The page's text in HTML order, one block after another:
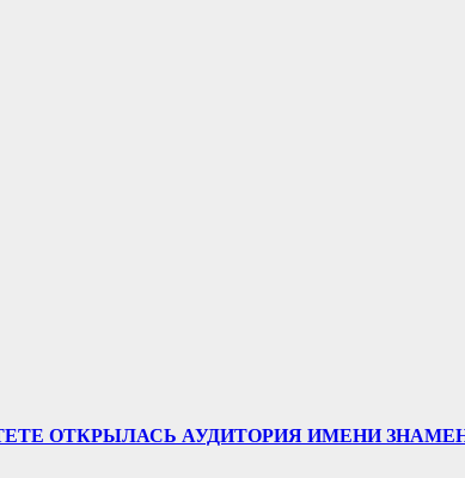
ОТКРЫЛАСЬ АУДИТОРИЯ ИМЕНИ